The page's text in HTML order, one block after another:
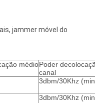
jammer móvel do
médioPoder
canal
3dbm/30Khz
3dbm/30Khz